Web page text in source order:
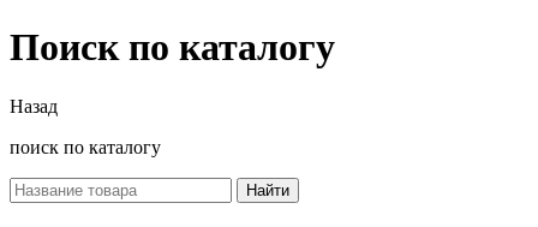
Поиск по каталогу
Назад
поиск по каталогу
Найти